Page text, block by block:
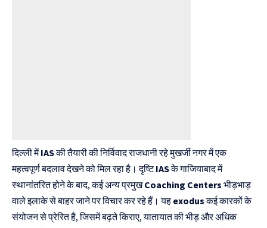
दिल्ली मेंIASकी तैयारी की निर्विवाद राजधानी रहे मुखर्जी नगर में एक
महत्वपूर्ण बदलाव देखने को मिल रहा है। दृष्टिIASके गाजियाबाद में
स्थानांतरित होने के बाद, कई अन्य प्रमुखCoaching Centers भीड़भाड़
वाले इलाके से बाहर जाने पर विचार कर रहे हैं। यह exodusकई कारकों के
संयोजन से प्रेरित है, जिसमें बढ़ते किराए, यातायात की भीड़ और अधिक